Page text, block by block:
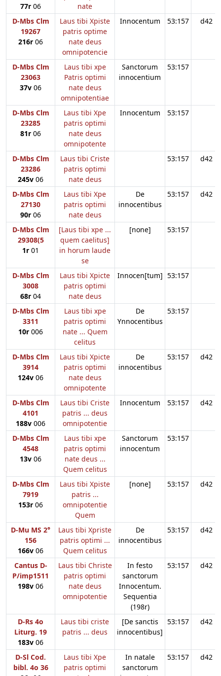
77r 06
nate
D-Mbs Clm
19267
216r 06
Laus tibi Xpiste
patris optime
nate deus
omnipotencie
Innocentum 53:157 d42
D-Mbs Clm
23063
37v 06
Laus tibi xpe
Patris optimi
nate deus
omnipotentiae
Sanctorum
innocentium
53:157
D-Mbs Clm
23285
81r 06
Laus tibi Xpe
patris optimi
nate deus
omnipotente
Innocentum 53:157
D-Mbs Clm
23286
245v 06
Laus tibi Criste
patris optimi
nate deus
53:157 d42
D-Mbs Clm
27130
90r 06
Laus tibi Xpe
patris optimi
nate deus
De
innocentibus
53:157 d42
D-Mbs Clm
29308(5
1r 01
[Laus tibi xpe ...
quem caelitus]
in horum laude
se
[none] 53:157
D-Mbs Clm
3008
68r 04
Laus tibi Xpicte
patris optimi
nate deus
Innocen[tum] 53:157
D-Mbs Clm
3311
10r 006
Laus tibi xpe
patris optimi
nate ... Quem
celitus
De
Ynnocentibus
53:157
D-Mbs Clm
3914
124v 06
Laus tibi Xpicte
patris optimi
nate deus
omnipotente
De
innocentibus
53:157 d42
D-Mbs Clm
4101
188v 006
Laus tibi Criste
patris ... deus
omnipotentie
Innocentum 53:157 d42
D-Mbs Clm
4548
13v 06
Laus tibi xpe
patris optimi
nate deus ...
Quem celitus
Sanctorum
innocentum
53:157
D-Mbs Clm
7919
153r 06
Laus tibi Xpiste
patris ...
omnipotentie
Quem
[none] 53:157 d42
D-Mu MS 2°
156
166v 06
Laus tibi Xpriste
patris optimi ...
Quem celitus
De
innocentibus
53:157 d42
Cantus D-
P/imp1511
198v 06
Laus tibi Christe
patris optimi
nate deus
omnipotentie
In festo
sanctorum
Innocentum.
Sequentia
(198r)
53:157 d42
D-Rs 4o
Liturg. 19
183v 06
Laus tibi criste
patris ... deus
[De sanctis
innocentibus]
53:157 d42
D-Sl Cod.
bibl. 4o 36
Laus tibi Xpe
patris optimi
In natale
sanctorum
53:157 d42